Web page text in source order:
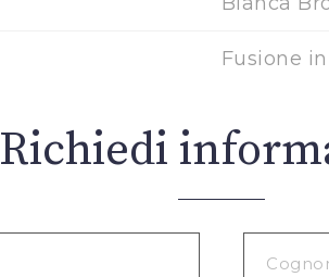
Fusione
Richiedi